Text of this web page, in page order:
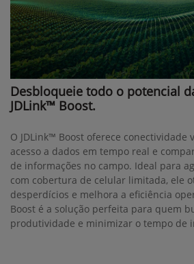
Desbloqueie todo o potencial
JDLink™ Boost.
O JDLink™ Boost oferece
acesso a dados em tempo real e
de informações no campo. Ideal para
com cobertura de celular limitada, ele
desperdícios e melhora a eficiência
Boost é a solução perfeita para quem
produtividade e minimizar o tempo de